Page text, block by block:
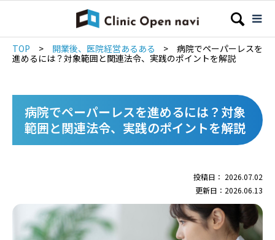
TOP > 開業後、医院経営あるある >
病院でペーパーレスを
進めるには？対象範囲と関連法令、実践のポイントを解説
病院でペーパーレスを進めるには？対象
範囲と関連法令、実践のポイントを解説
投稿日： 2026.07.02
更新日：2026.06.13